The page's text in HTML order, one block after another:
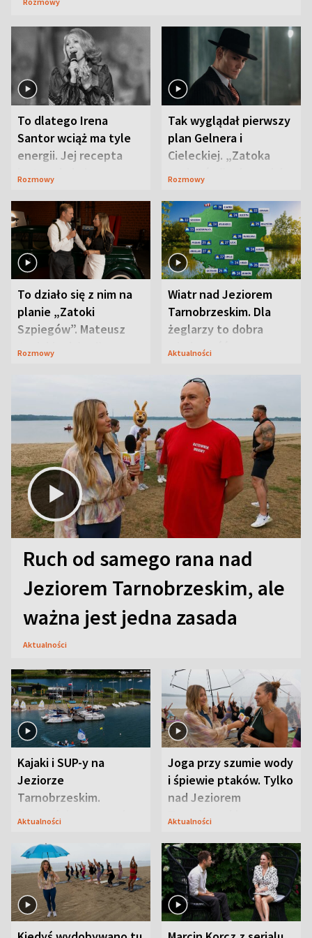
To dlatego Irena
Santor wciąż ma tyle
energii. Jej recepta
jest zaskakująco
Rozmowy
Tak wyglądał pierwszy
plan Gelnera i
Cieleckiej. „Zatoka
szpiegów” od razu ich
Rozmowy
To działo się z nim na
planie „Zatoki
Szpiegów”. Mateusz
Janicki odsłonił
Rozmowy
Wiatr nad Jeziorem
Tarnobrzeskim. Dla
żeglarzy to dobra
wiadomość
Aktualności
Ruch od samego rana nad
Jeziorem Tarnobrzeskim, ale
ważna jest jedna zasada
Aktualności
Kajaki i SUP-y na
Jeziorze
Tarnobrzeskim.
Przyrodnicy zwracają
Aktualności
Joga przy szumie wody
i śpiewie ptaków. Tylko
nad Jeziorem
Tarnobrzeskim
Aktualności